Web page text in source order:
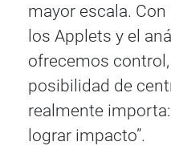
mayor escala.
los Applets y el
ofrecemos
posibilidad de
realmente
lograr impacto”.